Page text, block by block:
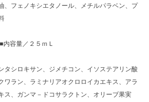
、フェノキシエタノール、メチルパラベン、プ
内容量／２５ｍＬ
タシロキサン、ジメチコン、イソステアリン酸
ワラン、ラミナリアオクロロイカエキス、アラ
ス、ガンマ－ドコサラクトン、オリーブ果実